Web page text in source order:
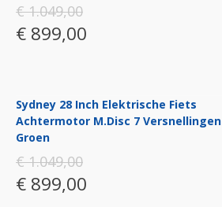
€ 1.049,00
€ 899,00
Sydney 28 Inch Elektrische Fiets
Achtermotor M.disc 7 Versnellingen
Groen
€ 1.049,00
€ 899,00